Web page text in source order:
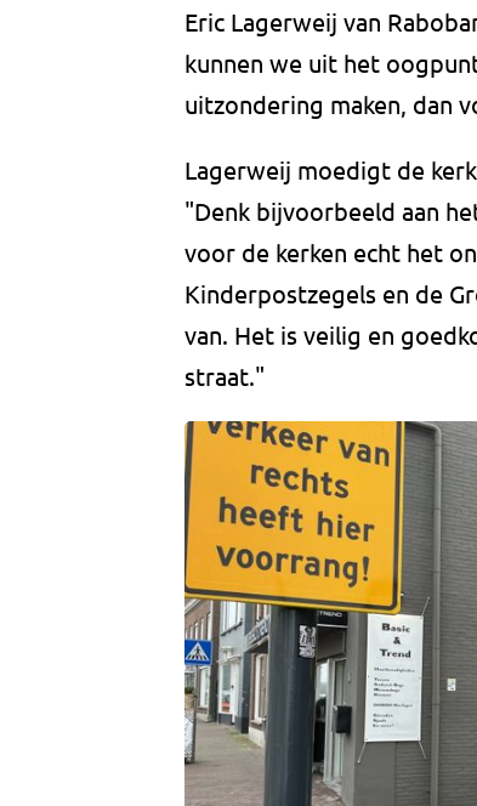
Eric Lagerweij van
kunnen we uit het
uitzondering maken, dan
Lagerweij moedigt de
"Denk bijvoorbeeld aan
voor de kerken echt het
Kinderpostzegels en de
van. Het is veilig en
straat."